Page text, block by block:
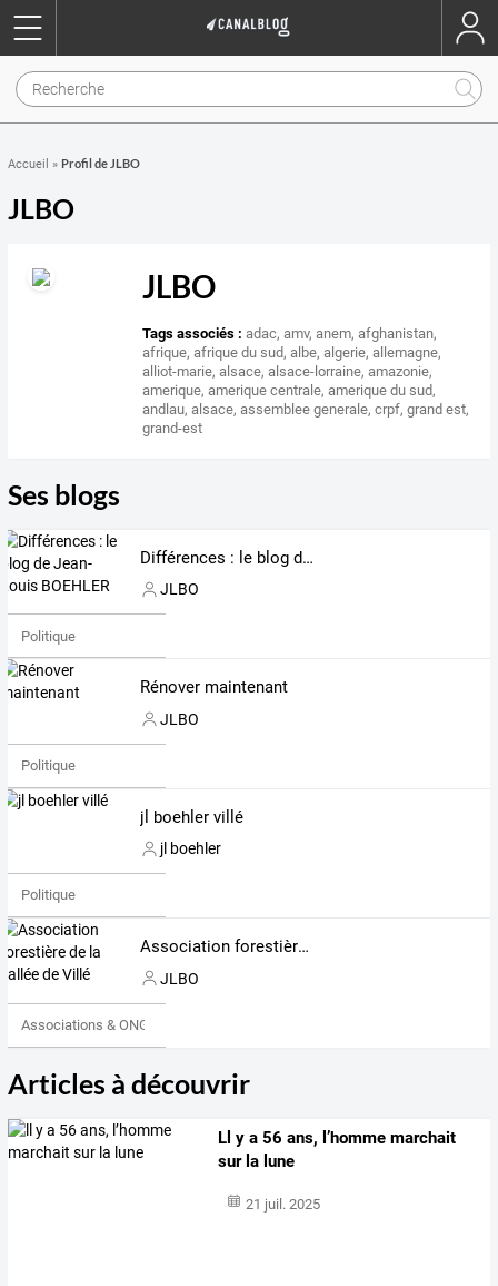
Accueil » Profil de JLBO
JLBO
JLBO
Tags associés : adac,amv,anem,afghanistan,
afrique,afrique du sud,albe,algerie,allemagne,
alliot-marie,alsace,alsace-lorraine,amazonie,
amerique,amerique centrale,amerique du sud,
andlau,alsace,assemblee generale,crpf,grand est,
grand-est
Ses blogs
Différences : le blog de Jean-Louis BOEHLER
JLBO
Politique
Rénover maintenant
JLBO
Politique
jl boehler villé
jl boehler
Politique
Association forestière de la vallée de Villé
JLBO
Associations & ONG
Articles à découvrir
Ll y a 56 ans, l’homme marchait
sur la lune
21 juil. 2025